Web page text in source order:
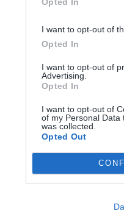
I want to opt-out of
Opted In
I want to opt-out of
Advertising.
Opted In
I want to opt-out of
of my Personal Data
was collected.
Opted Out
SMS
web
des envois
des messages
de données
– HLR
/ REST)